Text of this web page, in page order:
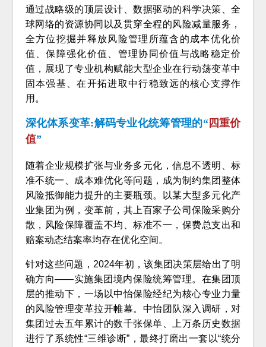
通过战略级的顶层设计、数据驱动的科学决策、全
球网络的资源协同以及贯穿全程的风险减量服务，
全方位挖掘并释放风险管理所蕴含的成本优化价
值、保障强化价值、管理协同价值与战略稳定价
值，展现了专业机构赋能大型企业在行动荡变革中
固本强基、在开拓进取中行稳致远的核心支撑作
用。
深化体系变革:解码专业化统筹管理的“四重价
值”
随着企业规模扩张与业务多元化，信息不透明、标
准不统一、成本难优化等问题，成为制约集团整体
风险抵御能力提升的主要瓶颈。以某大型多元化产
业集团为例，变革前，其上百家子公司保险采购分
散，风险保障覆盖不均、标准不一，保费总支出和
赔案动态结案率均存在优化空间。
针对这些问题，2024年初，该集团决策层给出了明
确方向——实施集团境内保险统筹管理。在集团顶
层的推动下，一场以中怡保险经纪为核心专业力量
的风险管理变革拉开帷幕。中怡团队深入调研，对
集团过去五年累计的数千张保单、上万条历史数据
进行了系统性“三维诊断”，最终打磨出一套以“统分